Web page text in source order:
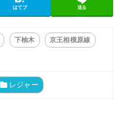
はてブ 送る
下柚木 京王相模原線
レジャー